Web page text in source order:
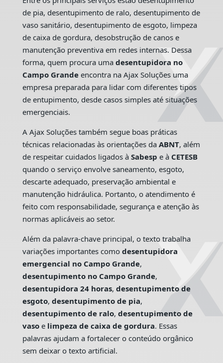
de pia, desentupimento de ralo, desentupimento de
vaso sanitário, desentupimento de esgoto, limpeza
de caixa de gordura, desobstrução de canos e
manutenção preventiva em redes internas. Dessa
forma, quem procura uma desentupidora no
Campo Grandeencontra na Ajax Soluções uma
empresa preparada para lidar com diferentes tipos
de entupimento, desde casos simples até situações
emergenciais.
A Ajax Soluções também segue boas práticas
técnicas relacionadas às orientações da ABNT, além
de respeitar cuidados ligados à Sabesp e à CETESB
quando o serviço envolve saneamento, esgoto,
descarte adequado, preservação ambiental e
manutenção hidráulica. Portanto, o atendimento é
feito com responsabilidade, segurança e atenção às
normas aplicáveis ao setor.
Além da palavra-chave principal, o texto trabalha
variações importantes como desentupidora
emergencial no Campo Grande,
desentupimento no Campo Grande,
desentupidora 24 horas, desentupimento de
esgoto, desentupimento de pia,
desentupimento de ralo, desentupimento de
vasoe limpeza de caixa de gordura. Essas
palavras ajudam a fortalecer o conteúdo orgânico
sem deixar o texto artificial.